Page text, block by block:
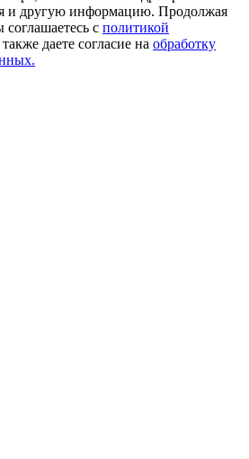
и другую информацию. Продолжая
соглашаетесь с политикой
также даете согласие на обработку